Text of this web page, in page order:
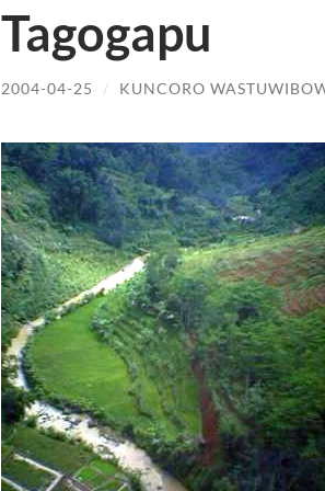
Tagogapu
2004-04-25 / KUNCORO